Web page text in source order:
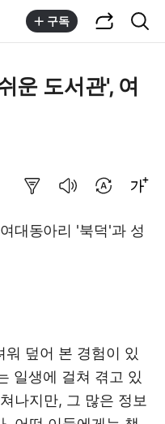
구독
운 도서관', 여
대동아리 '북덕'과 성
덮어 본 경험이 있
일생에 걸쳐 겪고 있
나지만, 그 많은 정보